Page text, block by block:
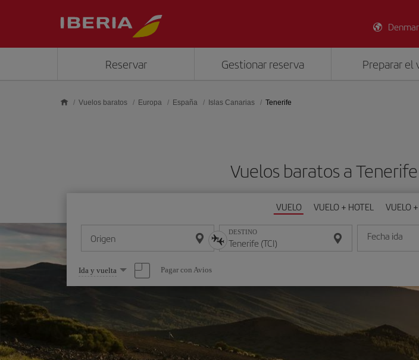
Reservar Gestionar reserva Preparar el
Vuelos baratos Europa España Islas Canarias Tenerife
Vuelos baratos a
VUELO VUELO + HOTEL VUELO
Origen DESTINO Fecha ida
Introduce la
Seleccione
una
opción
Ida y vuelta Pagar con Avios